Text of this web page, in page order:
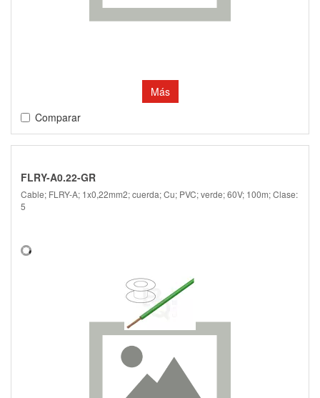
Más
Comparar
FLRY-A0.22-GR
Cable; FLRY-A; 1x0,22mm2; cuerda; Cu; PVC; verde; 60V; 100m; Clase:
5